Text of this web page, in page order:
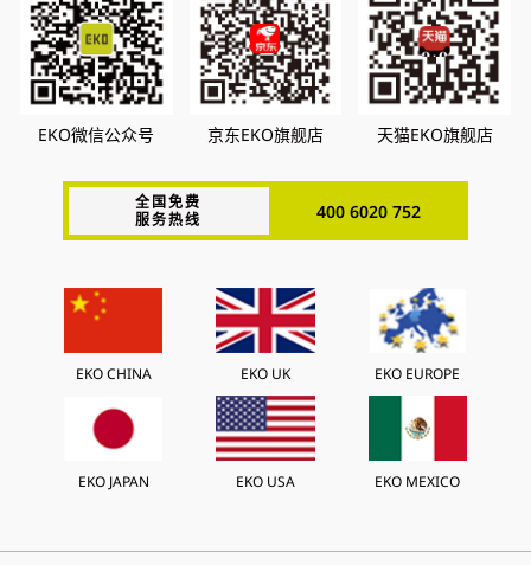
EKO微信公众号 京东EKO旗舰店 天猫EKO旗舰店
全国免费
服务热线
400 6020 752
EKO CHINA EKO UK EKO EUROPE
EKO JAPAN EKO USA EKO MEXICO